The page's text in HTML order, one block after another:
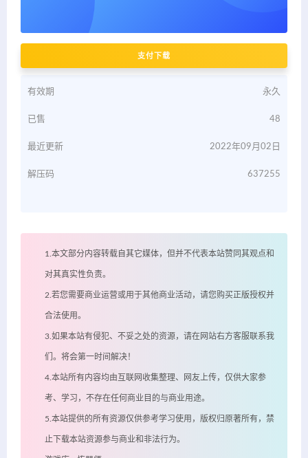
支付下载
有效期 永久
已售 48
最近更新 2022年09月02日
解压码 637255
1.本文部分内容转载自其它媒体，但并不代表本站赞同其观点和
对其真实性负责。
2.若您需要商业运营或用于其他商业活动，请您购买正版授权并
合法使用。
3.如果本站有侵犯、不妥之处的资源，请在网站右方客服联系我
们。将会第一时间解决！
4.本站所有内容均由互联网收集整理、网友上传，仅供大家参
考、学习，不存在任何商业目的与商业用途。
5.本站提供的所有资源仅供参考学习使用，版权归原著所有，禁
止下载本站资源参与商业和非法行为。